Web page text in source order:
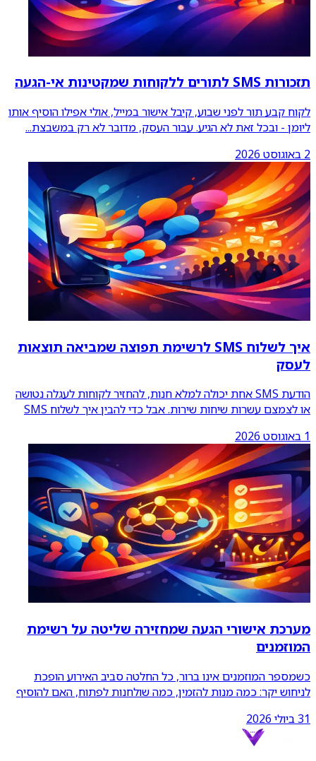
תזכורות SMS לתורים ללקוחות שמקטינות אי-הגעה
לקוח קבע תור לפני שבוע, קיבל אישור במייל, אולי אפילו הוסיף אותו
ליומן - ובכל זאת לא הגיע. עבור העסק, מדובר לא רק במשבצת...
2 באוגוסט 2026
איך לשלוח SMS לרשימת תפוצה שמביאה תוצאות
לעסק
הודעת SMS אחת יכולה למלא חנות, להחזיר לקוחות לעגלה נטושה
או לצמצם עשרות שיחות שירות. אבל כדי להבין איך לשלוח SMS
1 באוגוסט 2026
מערכת אישורי הגעה שמחזירה שליטה על רשימת
המוזמנים
כשמספר המוזמנים אינו ברור, כל החלטה סביב האירוע הופכת
לניחוש יקר: כמה מנות להזמין, כמה שולחנות לפתוח, האם להוסיף
31 ביולי 2026